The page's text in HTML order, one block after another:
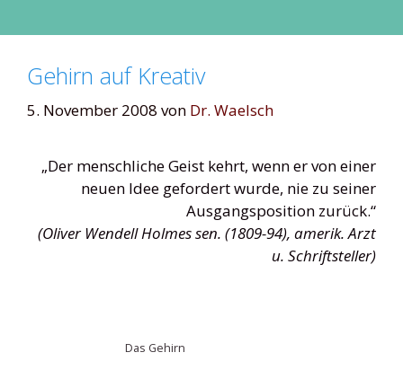
Gehirn auf Kreativ
5. November 2008 von Dr. Waelsch
„Der menschliche Geist kehrt, wenn er von einer
neuen Idee gefordert wurde, nie zu seiner
Ausgangsposition zurück.“
(Oliver Wendell Holmes sen. (1809-94), amerik. Arzt
u. Schriftsteller)
Das Gehirn